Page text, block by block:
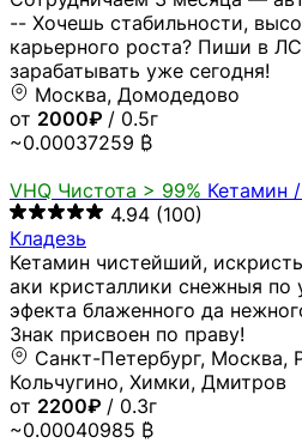
-- Хочешь стабильности,
карьерного роста? Пиши в
зарабатывать уже сегодня!
Москва, Домодедово
от 2000₽ / 0.5г
~0.00037259 ₿
VHQ Чистота > 99% Кетамин
4.94 (100)
Кладезь
Кетамин чистейший,
аки кристаллики снежныя по
эфекта блаженного да
Знак присвоен по праву!
Санкт-Петербург, Москва,
Кольчугино, Химки, Дмитров
от 2200₽ / 0.3г
~0.00040985 ₿